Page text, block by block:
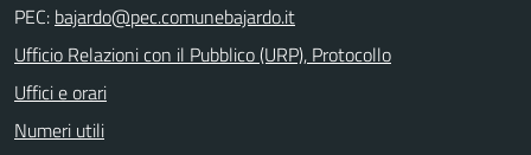
PEC:
Ufficio Relazioni con il Pubblico (URP), Protocollo
Uffici e orari
Numeri utili